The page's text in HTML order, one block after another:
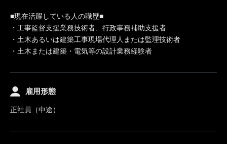
■現在活躍している人の職歴■
・工事監督支援業務技術者、行政事務補助支援者
・土木あるいは建築工事現場代理人または監理技術者
・土木または建築・電気等の設計業務経験者
雇用形態
正社員（中途）